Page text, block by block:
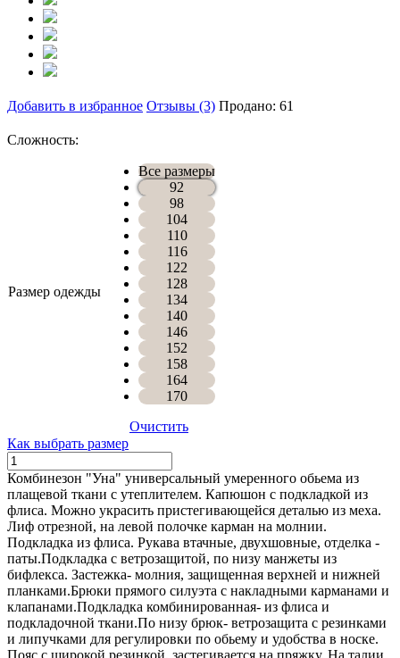
Добавить в избранное Отзывы (3) Продано: 61
Сложность:
Размер одежды
Все размеры
92
98
104
110
116
122
128
134
140
146
152
158
164
170
Очистить
Как выбрать размер
Количество
КОМБИНЕЗОН
УМА
Комбинезон "Уна" универсальный умеренного обьема из
плащевой ткани с утеплителем. Капюшон с подкладкой из
флиса. Можно украсить пристегивающейся деталью из меха.
Лиф отрезной, на левой полочке карман на молнии.
Подкладка из флиса. Рукава втачные, двухшовные, отделка -
паты.Подкладка с ветрозащитой, по низу манжеты из
бифлекса. Застежка- молния, защищенная верхней и нижней
планками.Брюки прямого силуэта с накладными карманами и
клапанами.Подкладка комбинированная- из флиса и
подкладочной ткани.По низу брюк- ветрозащита с резинками
и липучками для регулировки по обьему и удобства в носке.
Пояс с широкой резинкой, застегивается на пряжку. На талии